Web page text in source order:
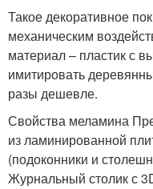
Такое декоративное
механическим
материал – пластик с
имитировать
разы дешевле.
Свойства меламина
из ламинированной
(подоконники и
Журнальный столик с